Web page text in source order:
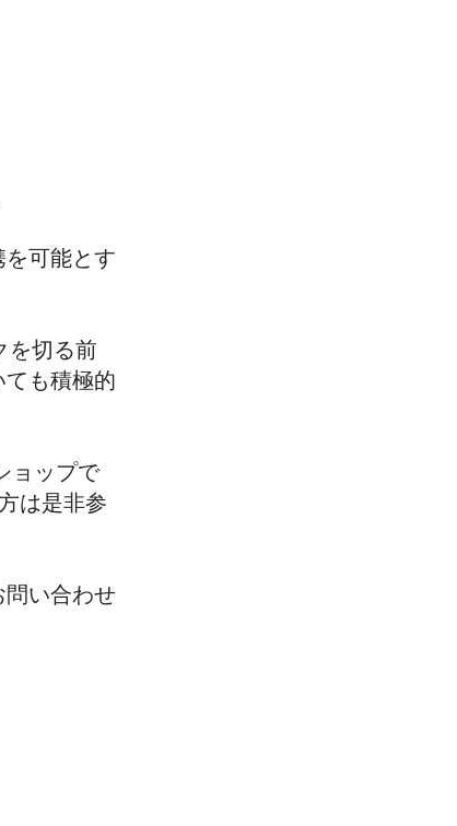
可能とす
を切る前
も積極的
ョップで
は是非参
い合わせ